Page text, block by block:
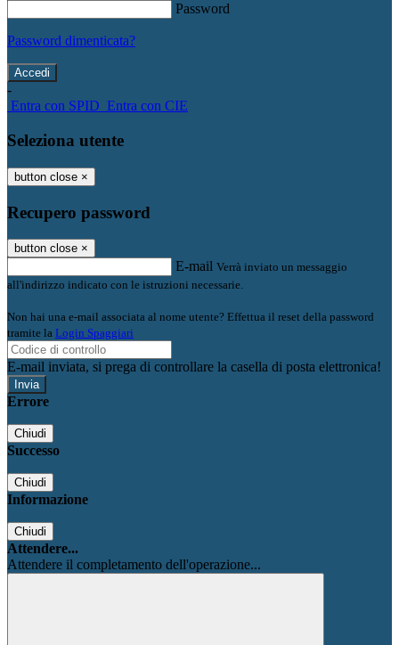
Password
Password dimenticata?
-
Entra con SPID Entra con CIE
Seleziona utente
button close ×
Recupero password
button close ×
E-mail Verrà inviato un messaggio
all'indirizzo indicato con le istruzioni necessarie.
Non hai una e-mail associata al nome utente? Effettua il reset della password
tramite la Login Spaggiari
E-mail inviata, si prega di controllare la casella di posta elettronica!
Errore
Chiudi
Successo
Chiudi
Informazione
Chiudi
Attendere...
Attendere il completamento dell'operazione...